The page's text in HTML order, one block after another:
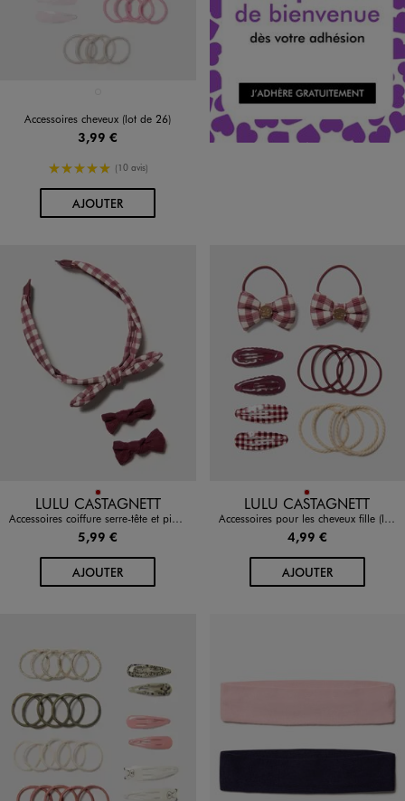
Accessoires cheveux (lot de 26)
3,99 €
5/5 de moyenne
(10 avis)
AJOUTERAU PANIER
Disponible en 1 coloris
ROUGE FONCE
LULU CASTAGNETT
Accessoires coiffure serre-tête et pinces fille - LuluCastagnette
5,99 €
AJOUTERAU PANIER
Disponible en 1 coloris
ROUGE FONCE
LULU CASTAGNETT
Accessoires pour les cheveux fille (lot de 14) - LuluCastagnette
4,99 €
AJOUTERAU PANIER